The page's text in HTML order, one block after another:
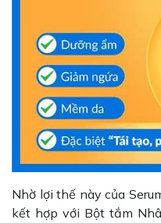
Nhờ lợi thế này của
kết hợp với Bột tắm